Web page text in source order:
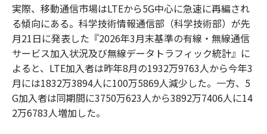
実際、移動通信市場はLTEから5G中心に急速に再編され
る傾向にある。科学技術情報通信部（科学技術部）が先
月21日に発表した『2026年3月末基準の有線・無線通信
サービス加入状況及び無線データトラフィック統計』に
よると、LTE加入者は昨年8月の1932万9763人から今年3
月には1832万3894人に100万5869人減少した。一方、5
G加入者は同期間に3750万623人から3892万7406人に14
2万6783人増加した。